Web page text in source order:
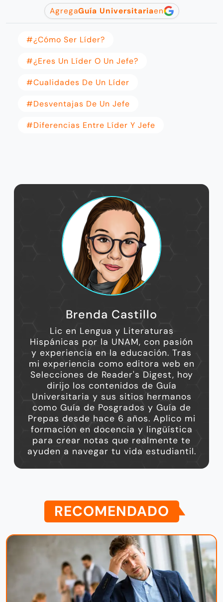
AgregaGuía Universitariaen
#¿Cómo Ser Líder?
#¿Eres Un Líder O Un Jefe?
#Cualidades De Un Líder
#Desventajas De Un Jefe
#Diferencias Entre Líder Y Jefe
Brenda Castillo
Lic en Lengua y Literaturas
Hispánicas por la UNAM, con pasión
y experiencia en la educación. Tras
mi experiencia como editora web en
Selecciones de Reader's Digest, hoy
dirijo los contenidos de Guía
Universitaria y sus sitios hermanos
como Guía de Posgrados y Guía de
Prepas desde hace 6 años. Aplico mi
formación en docencia y lingüística
para crear notas que realmente te
ayuden a navegar tu vida estudiantil.
RECOMENDADO